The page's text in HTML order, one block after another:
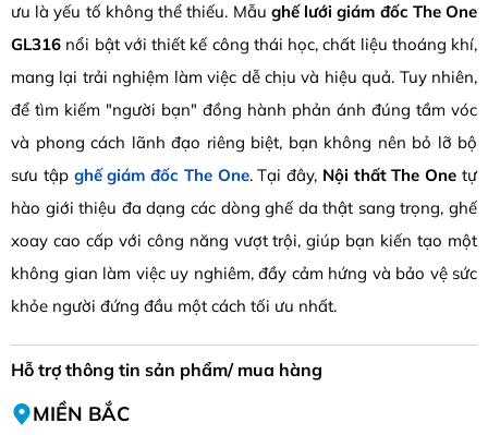
ưu là yếu tố không thể thiếu. Mẫu ghế lưới giám đốc The One
GL316 nổi bật với thiết kế công thái học, chất liệu thoáng khí,
mang lại trải nghiệm làm việc dễ chịu và hiệu quả. Tuy nhiên,
để tìm kiếm "người bạn" đồng hành phản ánh đúng tầm vóc
và phong cách lãnh đạo riêng biệt, bạn không nên bỏ lỡ bộ
sưu tập ghế giám đốc The One. Tại đây, Nội thất The One tự
hào giới thiệu đa dạng các dòng ghế da thật sang trọng, ghế
xoay cao cấp với công năng vượt trội, giúp bạn kiến tạo một
không gian làm việc uy nghiêm, đầy cảm hứng và bảo vệ sức
khỏe người đứng đầu một cách tối ưu nhất.
Hỗ trợ thông tin sản phẩm/ mua hàng
MIỀN BẮC